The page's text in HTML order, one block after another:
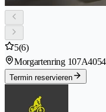
5(6)
Morgartenring 107A
Termin reservieren